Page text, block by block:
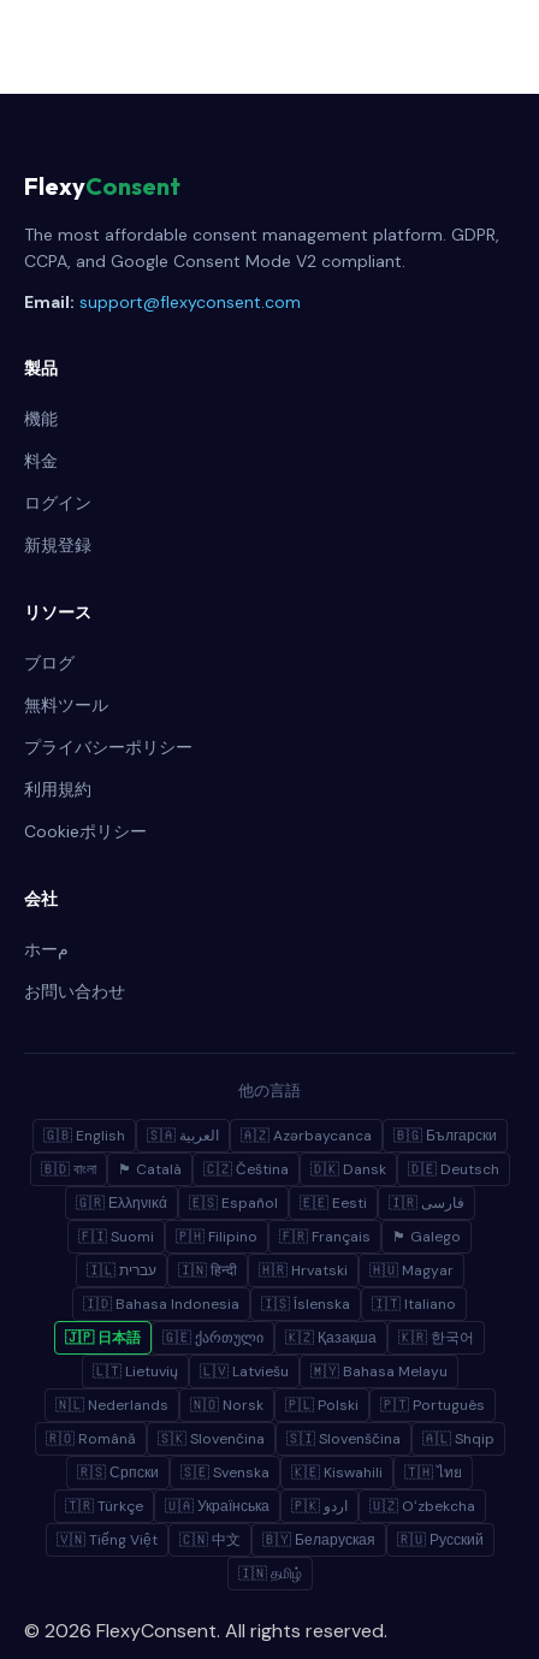
FlexyConsent
The most affordable consent management platform. GDPR,
CCPA, and Google Consent Mode V2 compliant.
Email: support@flexyconsent.com
製品
機能
料金
ログイン
新規登録
リソース
ブログ
無料ツール
プライバシーポリシー
利用規約
Cookieポリシー
会社
ホーم
お問い合わせ
他の言語
🇬🇧 English 🇸🇦 العربية 🇦🇿 Azərbaycanca
🇧🇬 Български
🇧🇩 বাংলা
🏴 Català 🇨🇿 Čeština 🇩🇰 Dansk
🇩🇪 Deutsch
🇬🇷 Ελληνικά
🇪🇸 Español 🇪🇪 Eesti
🇮🇷 فارسی
🇫🇮 Suomi
🇵🇭 Filipino 🇫🇷 Français
🏴 Galego
🇮🇱 עברית
🇮🇳 हिन्दी 🇭🇷 Hrvatski
🇭🇺 Magyar
🇮🇩 Bahasa Indonesia
🇮🇸 Íslenska
🇮🇹 Italiano
🇯🇵 日本語
🇬🇪 ქართული 🇰🇿 Қазақша
🇰🇷 한국어
🇱🇹 Lietuvių
🇱🇻 Latviešu
🇲🇾 Bahasa Melayu
🇳🇱 Nederlands
🇳🇴 Norsk 🇵🇱 Polski
🇵🇹 Português
🇷🇴 Română
🇸🇰 Slovenčina 🇸🇮 Slovenščina
🇦🇱 Shqip
🇷🇸 Српски
🇸🇪 Svenska 🇰🇪 Kiswahili
🇹🇭 ไทย
🇹🇷 Türkçe
🇺🇦 Українська 🇵🇰 اردو
🇺🇿 Oʻzbekcha
🇻🇳 Tiếng Việt
🇨🇳 中文 🇧🇾 Беларуская
🇷🇺 Русский
🇮🇳 தமிழ்
© 2026 FlexyConsent. All rights reserved.